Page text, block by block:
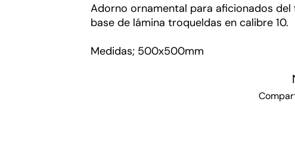
Adorno ornamental para aficionados del
base de lámina troqueldas en calibre 10.
Medidas; 500x500mm